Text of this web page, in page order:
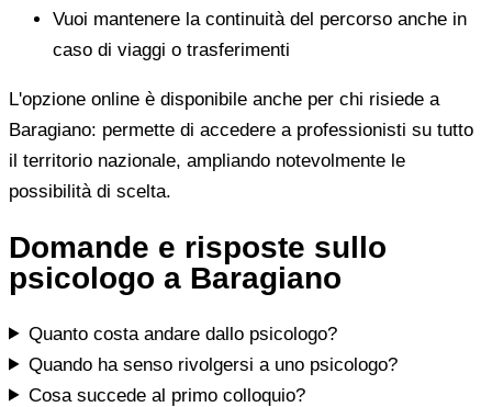
Vuoi mantenere la continuità del percorso anche in
caso di viaggi o trasferimenti
L'opzione online è disponibile anche per chi risiede a
Baragiano: permette di accedere a professionisti su tutto
il territorio nazionale, ampliando notevolmente le
possibilità di scelta.
Domande e risposte sullo
psicologo a Baragiano
Quanto costa andare dallo psicologo?
Quando ha senso rivolgersi a uno psicologo?
Cosa succede al primo colloquio?